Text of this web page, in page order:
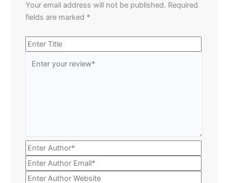
Your email address will not be published. Required
fields are marked *